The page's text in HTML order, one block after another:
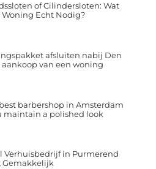
of Cilindersloten: Wat
Woning Echt Nodig?
afsluiten nabij Den
aankoop van een woning
barbershop in Amsterdam
maintain a polished look
Verhuisbedrijf in Purmerend
Gemakkelijk